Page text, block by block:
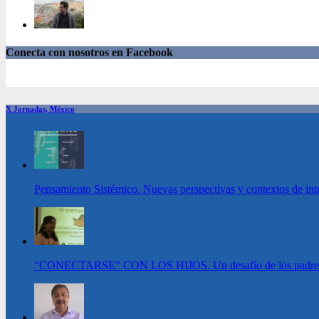
Conecta con nosotros en Facebook
X Jornadas, México
Pensamiento Sistémico. Nuevas perspectivas y contextos de
“CONECTARSE” CON LOS HIJOS. Un desafío de los